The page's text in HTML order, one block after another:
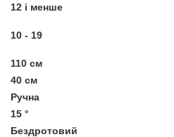
12 і менше
10 - 19
110 см
40 см
Ручна
15 °
Бездротовий